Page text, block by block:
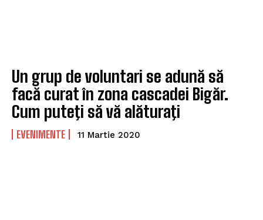
Un grup de voluntari se adună să
facă curat în zona cascadei Bigăr.
Cum puteţi să vă alăturaţi
EVENIMENTE 11 Martie 2020